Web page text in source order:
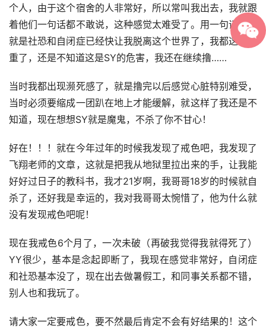
个人，由于这个宿舍的人非常好，所以常叫我出去，我就跟
着他们一句话都不敢说，这种感觉太难受了。用一句话总结
就是社恐和自闭症已经快让我脱离这个世界了，我都这么严
重了，还是不知道这是SY的危害，我还在继续撸……
当时我都出现濒死感了，就是撸完以后感觉心脏特别难受，
当时必须要缩成一团趴在地上才能缓解，就这样了我还是不
知道，现在想想SY就是魔鬼，不杀了你不甘心！
好在！！！就在今年过年的时候我发现了戒色吧，我发现了
飞翔老师的文章，这就是把我从地狱里拉出来的手，让我能
好好过日子的教科书，我才21岁啊，我哥哥18岁的时候就自
杀了，还好我是幸运的，我对我哥哥太惋惜了，他为什么就
没有发现戒色吧呢！
现在我戒色6个月了，一次未破（再破我觉得我就得死了）
YY很少，基本是念起即断了，我现在感觉非常好，自闭症
和社恐基本没了，现在出去做暑假工，和同事关系都不错，
别人也和我玩了。
请大家一定要戒色，要不然最后肯定不会有好结果的！这个